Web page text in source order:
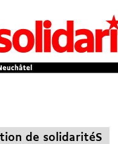
de solidaritéS